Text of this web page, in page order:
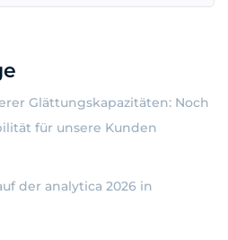
Glättungskapazitäten: Noch
für unsere Kunden
der analytica 2026 in